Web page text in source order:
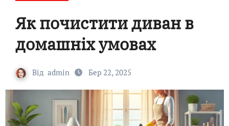
Як почистити диван в
домашніх умовах
Від admin Бер 22, 2025